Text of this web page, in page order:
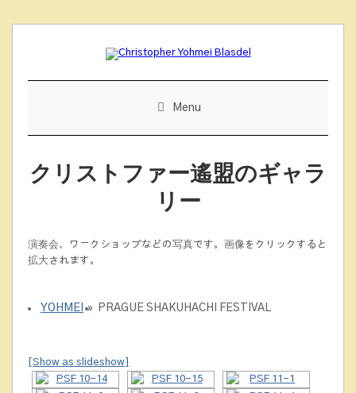
Menu
クリストファー遙盟のギャラ
リー
演奏会、ワークショップなどの写真です。画像をクリックすると
拡大されます。
YOHMEI » PRAGUE SHAKUHACHI FESTIVAL
[Show as slideshow]